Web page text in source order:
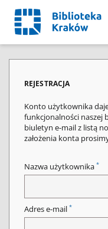
REJESTRACJA
Konto użytkownika
funkcjonalności naszej
biuletyn e-mail z listą
założenia konta
Nazwa użytkownika *
Adres e-mail *